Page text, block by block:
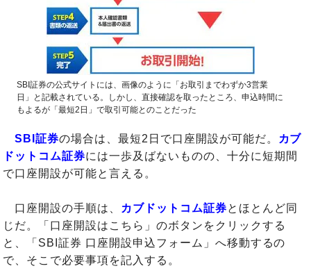
SBI証券の公式サイトには、画像のように「お取引までわずか3営業
日」と記載されている。しかし、直接確認を取ったところ、申込時間に
もよるが「最短2日」で取引可能とのことだった
SBI証券の場合は、最短2日で口座開設が可能だ。
カブ
ドットコム証券には一歩及ばないものの、十分に短期間
で口座開設が可能と言える。
口座開設の手順は、 カブドットコム証券とほとんど同
じだ。「口座開設はこちら」のボタンをクリックする
と、「SBI証券 口座開設申込フォーム」へ移動するの
で、そこで必要事項を記入する。